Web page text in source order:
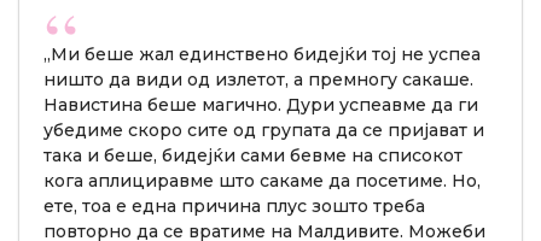
„Ми беше жал единствено бидејќи тој не успеа
ништо да види од излетот, а премногу сакаше.
Навистина беше магично. Дури успеавме да ги
убедиме скоро сите од групата да се пријават и
така и беше, бидејќи сами бевме на списокот
кога аплициравме што сакаме да посетиме. Но,
ете, тоа е една причина плус зошто треба
повторно да се вратиме на Малдивите. Можеби